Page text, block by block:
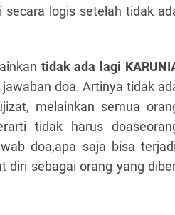
secara logis setelah tidak
tidak ada lagi
doa. Artinya tidak
melainkan semua
tidak harus
doa,apa saja bisa
diri sebagai orang yang